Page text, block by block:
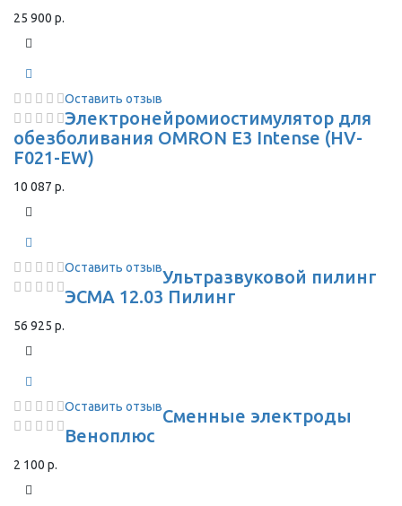
25 900 р.
Оставить отзыв
Электронейромиостимулятор для
обезболивания OMRON Е3 Intense (HV-
F021-EW)
10 087 р.
Оставить отзывУльтразвуковой пилинг
ЭСМА 12.03 Пилинг
56 925 р.
Оставить отзывСменные электроды
Веноплюс
2 100 р.